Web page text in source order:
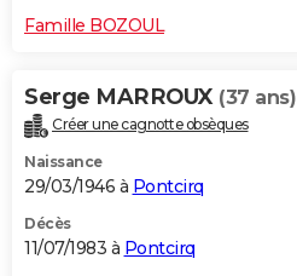
Famille BOZOUL
Serge MARROUX (37 ans)
Créer une cagnotte obsèques
Naissance
29/03/1946 à Pontcirq
Décès
11/07/1983 à Pontcirq